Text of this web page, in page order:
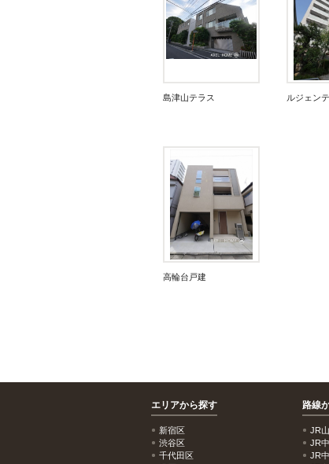
島津山テラス ルジェン
高輪台戸建
エリアから探す
新宿区
渋谷区
千代田区
路線
JR
JR
JR